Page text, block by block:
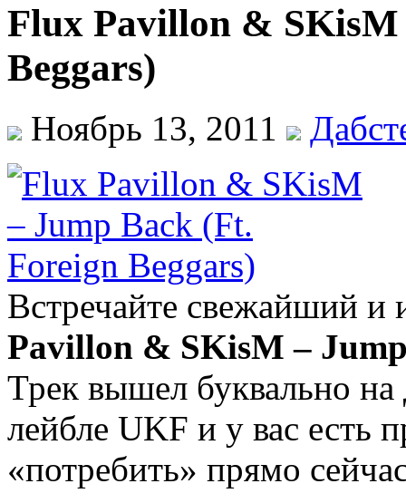
Flux Pavillon &
Beggars)
Ноябрь 13, 2011
Встречайте свежайший и
Pavillon & SKisM –
Трек вышел буквально
лейбле UKF и у вас есть
«потребить» прямо